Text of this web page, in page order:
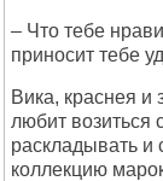
– Что тебе
приносит тебе
Вика, краснея и
любит
раскладывать и
коллекцию